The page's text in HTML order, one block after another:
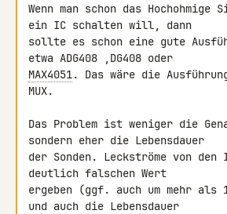
Wenn man schon das Hochohmige
ein IC schalten will, dann
sollte es schon eine gute
MAX4051. Das wäre die
MUX.
Das Problem ist weniger die
sondern eher die Lebensdauer
der Sonden. Leckströme von den
deutlich falschen Wert
ergeben (ggf. auch um mehr als
und auch die Lebensdauer